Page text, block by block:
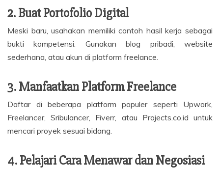
2. Buat Portofolio Digital
Meski baru, usahakan memiliki contoh hasil kerja sebagai
bukti kompetensi. Gunakan blog pribadi, website
sederhana, atau akun di platform freelance.
3. Manfaatkan Platform Freelance
Daftar di beberapa platform populer seperti Upwork,
Freelancer, Sribulancer, Fiverr, atau Projects.co.id untuk
mencari proyek sesuai bidang.
4. Pelajari Cara Menawar dan Negosiasi